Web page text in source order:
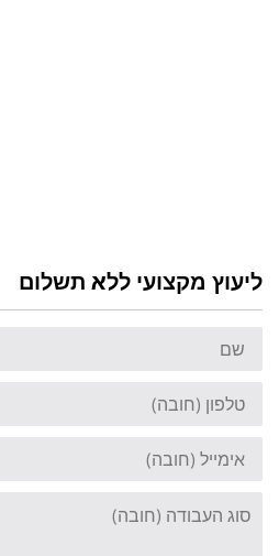
ליעוץ מקצועי ללא תשלום
שם
טלפון
אימייל
סוג
העבודה